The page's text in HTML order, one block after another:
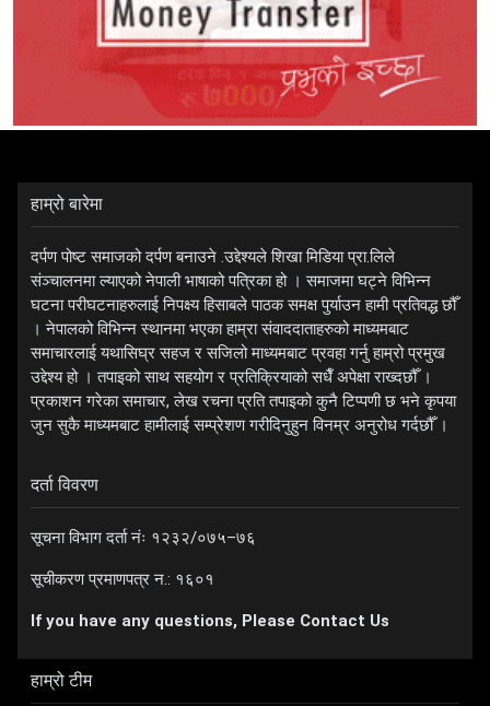
हाम्रो बारेमा
दर्पण पोष्ट समाजको दर्पण बनाउने .उद्देश्यले शिखा मिडिया प्रा.लिले
संञ्चालनमा ल्याएको नेपाली भाषाको पत्रिका हो । समाजमा घट्ने विभिन्न
घटना परीघटनाहरुलाई निपक्ष्य हिसाबले पाठक समक्ष पुर्याउन हामी प्रतिवद्ध छौँ
। नेपालको विभिन्न स्थानमा भएका हाम्रा संवाददाताहरुको माध्यमबाट
समाचारलाई यथासिघ्र सहज र सजिलो माध्यमबाट प्रवहा गर्नु हाम्रो प्रमुख
उद्देश्य हो । तपाइको साथ सहयोग र प्रतिक्रियाको सधैँ अपेक्षा राख्दछौँ ।
प्रकाशन गरेका समाचार, लेख रचना प्रति तपाइको कुनै टिप्पणी छ भने कृपया
जुन सुकै माध्यमबाट हामीलाई सम्प्रेशण गरीदिनुहुन विनम्र अनुरोध गर्दछौँ ।
दर्ता विवरण
सूचना विभाग दर्ता नंः १२३२/०७५–७६
सूचीकरण प्रमाणपत्र न.: १६०१
If you have any questions, Please Contact Us
हाम्रो टीम